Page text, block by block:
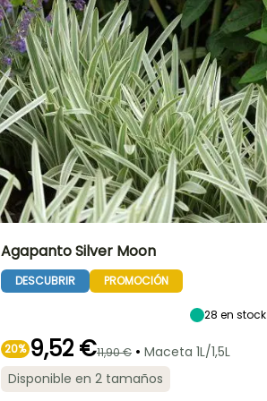
Altura en la
madurez
Anchura en la
madurez
Periodo de floración
Periodo de
Agapanto Silver Moon
DESCUBRIR PROMOCIÓN
28 en stock
20% 9,52 €11,90 € • Maceta 1L/1,5L
Disponible en 2 tamaños